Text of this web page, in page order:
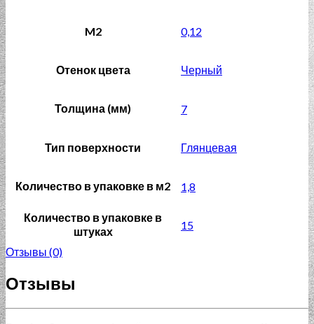
M2 0,12
Отенок цвета Черный
Толщина (мм) 7
Тип поверхности Глянцевая
Количество в упаковке в м2 1,8
Количество в упаковке в
штуках
15
Отзывы (0)
Отзывы